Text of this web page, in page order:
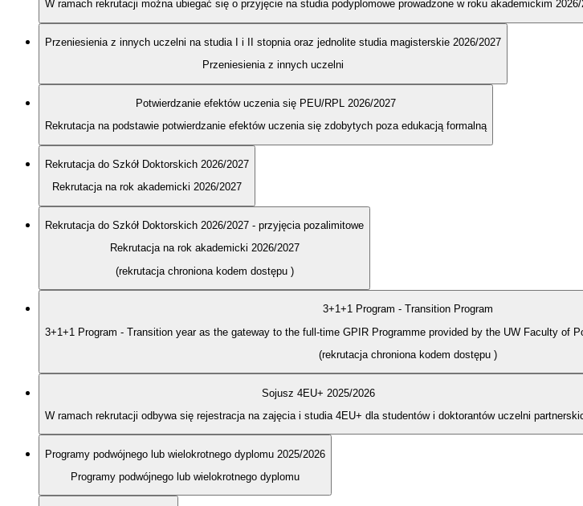
W ramach rekrutacji można ubiegać się o przyjęcie na studia podyplomowe prowadzone w roku akademickim 2026/
Przeniesienia z innych uczelni na studia I i II stopnia oraz jednolite studia magisterskie 2026/2027
Przeniesienia z innych uczelni
Potwierdzanie efektów uczenia się PEU/RPL 2026/2027
Rekrutacja na podstawie potwierdzanie efektów uczenia się zdobytych poza edukacją formalną
Rekrutacja do Szkół Doktorskich 2026/2027
Rekrutacja na rok akademicki 2026/2027
Rekrutacja do Szkół Doktorskich 2026/2027 - przyjęcia pozalimitowe
Rekrutacja na rok akademicki 2026/2027
(rekrutacja chroniona kodem dostępu )
3+1+1 Program - Transition Program
3+1+1 Program - Transition year as the gateway to the full-time GPIR Programme provided by the UW Faculty of
(rekrutacja chroniona kodem dostępu )
Sojusz 4EU+ 2025/2026
W ramach rekrutacji odbywa się rejestracja na zajęcia i studia 4EU+ dla studentów i doktorantów uczelni
Programy podwójnego lub wielokrotnego dyplomu 2025/2026
Programy podwójnego lub wielokrotnego dyplomu